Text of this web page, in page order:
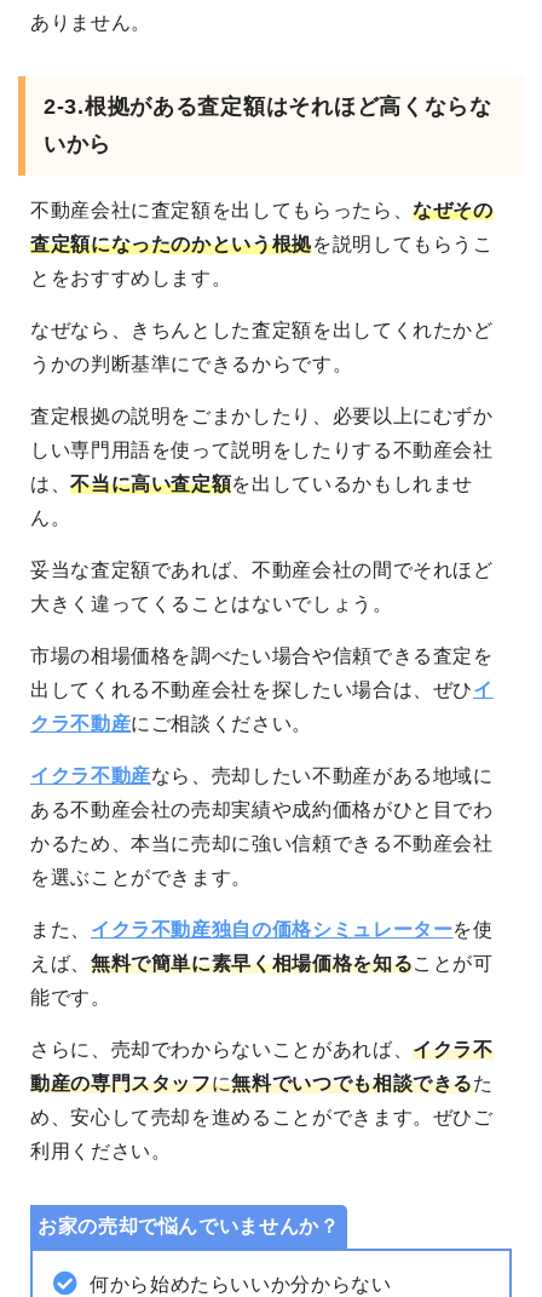
ありません。
2-3.根拠がある査定額はそれほど高くならな
いから
不動産会社に査定額を出してもらったら、なぜその
査定額になったのかという根拠を説明してもらうこ
とをおすすめします。
なぜなら、きちんとした査定額を出してくれたかど
うかの判断基準にできるからです。
査定根拠の説明をごまかしたり、必要以上にむずか
しい専門用語を使って説明をしたりする不動産会社
は、不当に高い査定額を出しているかもしれませ
ん。
妥当な査定額であれば、不動産会社の間でそれほど
大きく違ってくることはないでしょう。
市場の相場価格を調べたい場合や信頼できる査定を
出してくれる不動産会社を探したい場合は、ぜひイ
クラ不動産にご相談ください。
イクラ不動産なら、売却したい不動産がある地域に
ある不動産会社の売却実績や成約価格がひと目でわ
かるため、本当に売却に強い信頼できる不動産会社
を選ぶことができます。
また、 イクラ不動産独自の価格シミュレーターを使
えば、 無料で簡単に素早く相場価格を知ることが可
能です。
さらに、売却でわからないことがあれば、イクラ不
動産の専門スタッフに無料でいつでも相談できるた
め、安心して売却を進めることができます。 ぜひご
利用ください。
お家の売却で悩んでいませんか？
何から始めたらいいか分からない